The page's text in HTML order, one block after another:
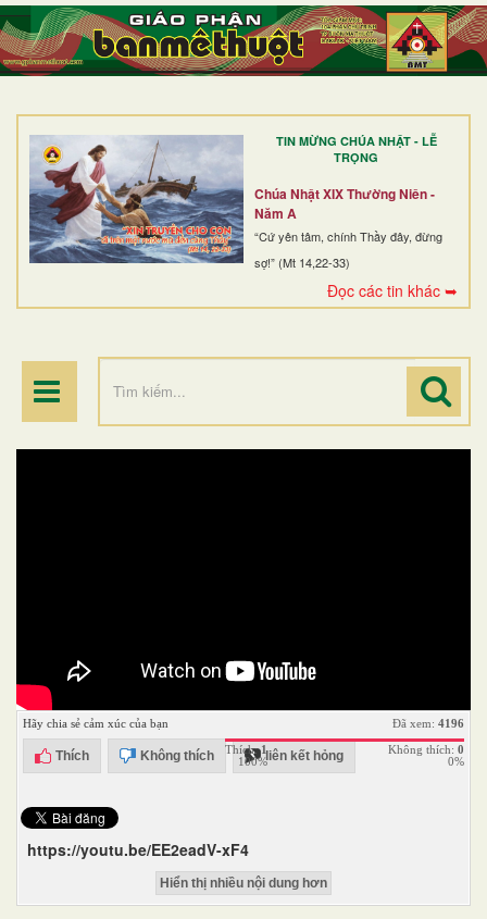
TIN MỪNG CHÚA NHẬT - LỄ
TRỌNG
Chúa Nhật XIX Thường Niên -
Năm A
“Cứ yên tâm, chính Thầy đây, đừng
sợ!” (Mt 14,22-33)
Đọc các tin khác ➥
TRANG NHẤT
GIỚI THIỆU
DÒNG TU
BAN MỤC VỤ
ĐOÀN THỂ CG
Hãy chia sẻ cảm xúc của bạn
Thích Không thích liên kết hỏng
Đã xem: 4196
Thích:1
100%
Không thích: 0
0%
https://youtu.be/EE2eadV-xF4
Hiển thị nhiều nội dung hơn